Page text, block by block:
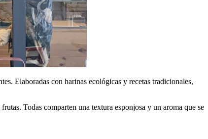
Elaboradas con harinas ecológicas y recetas tradicionales,
Todas comparten una textura esponjosa y un aroma que se